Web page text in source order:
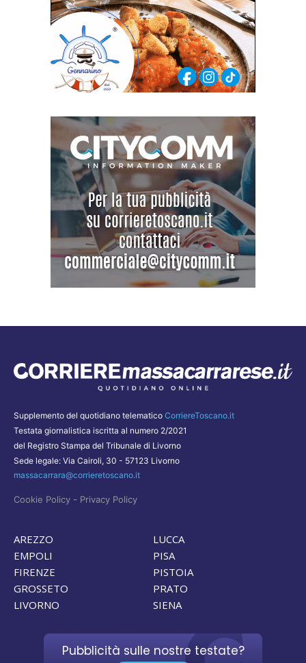
Supplemento del quotidiano telematico CorriereToscano.it
Testata giornalistica iscritta al numero 2/2021
del Registro Stampa del Tribunale di Livorno
Sede legale: Via Cairoli, 30 - 57123 Livorno
massacarrara@corrieretoscano.it
Cookie Policy - Privacy Policy
AREZZO
EMPOLI
FIRENZE
GROSSETO
LIVORNO
LUCCA
PISA
PISTOIA
PRATO
SIENA
Pubblicità sulle nostre testate?